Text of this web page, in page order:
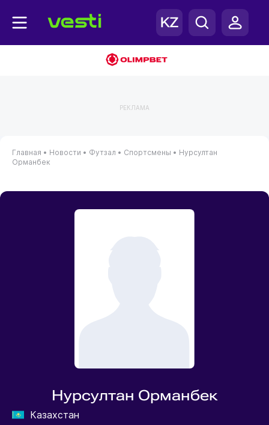
РЕКЛАМА
Главная • Новости • Футзал • Спортсмены • Нурсултан
Орманбек
Нурсултан Орманбек
Казахстан